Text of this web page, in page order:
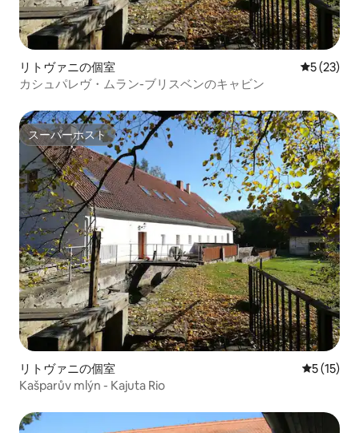
リトヴァニの個室 レビュー
5 (23)
カシュパレヴ・ムラン-ブリスベンのキャビン
スーパーホスト
スーパーホスト
リトヴァニの個室 レビュー
5 (15)
Kašparův mlýn - Kajuta Rio